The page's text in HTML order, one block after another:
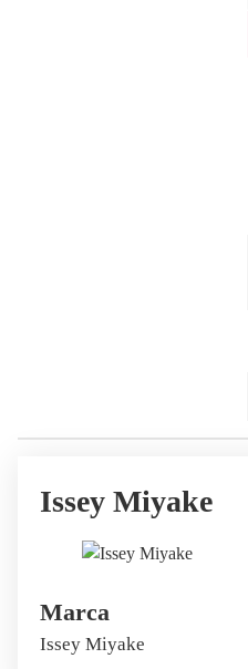
Issey Miyake
Marca
Issey Miyake